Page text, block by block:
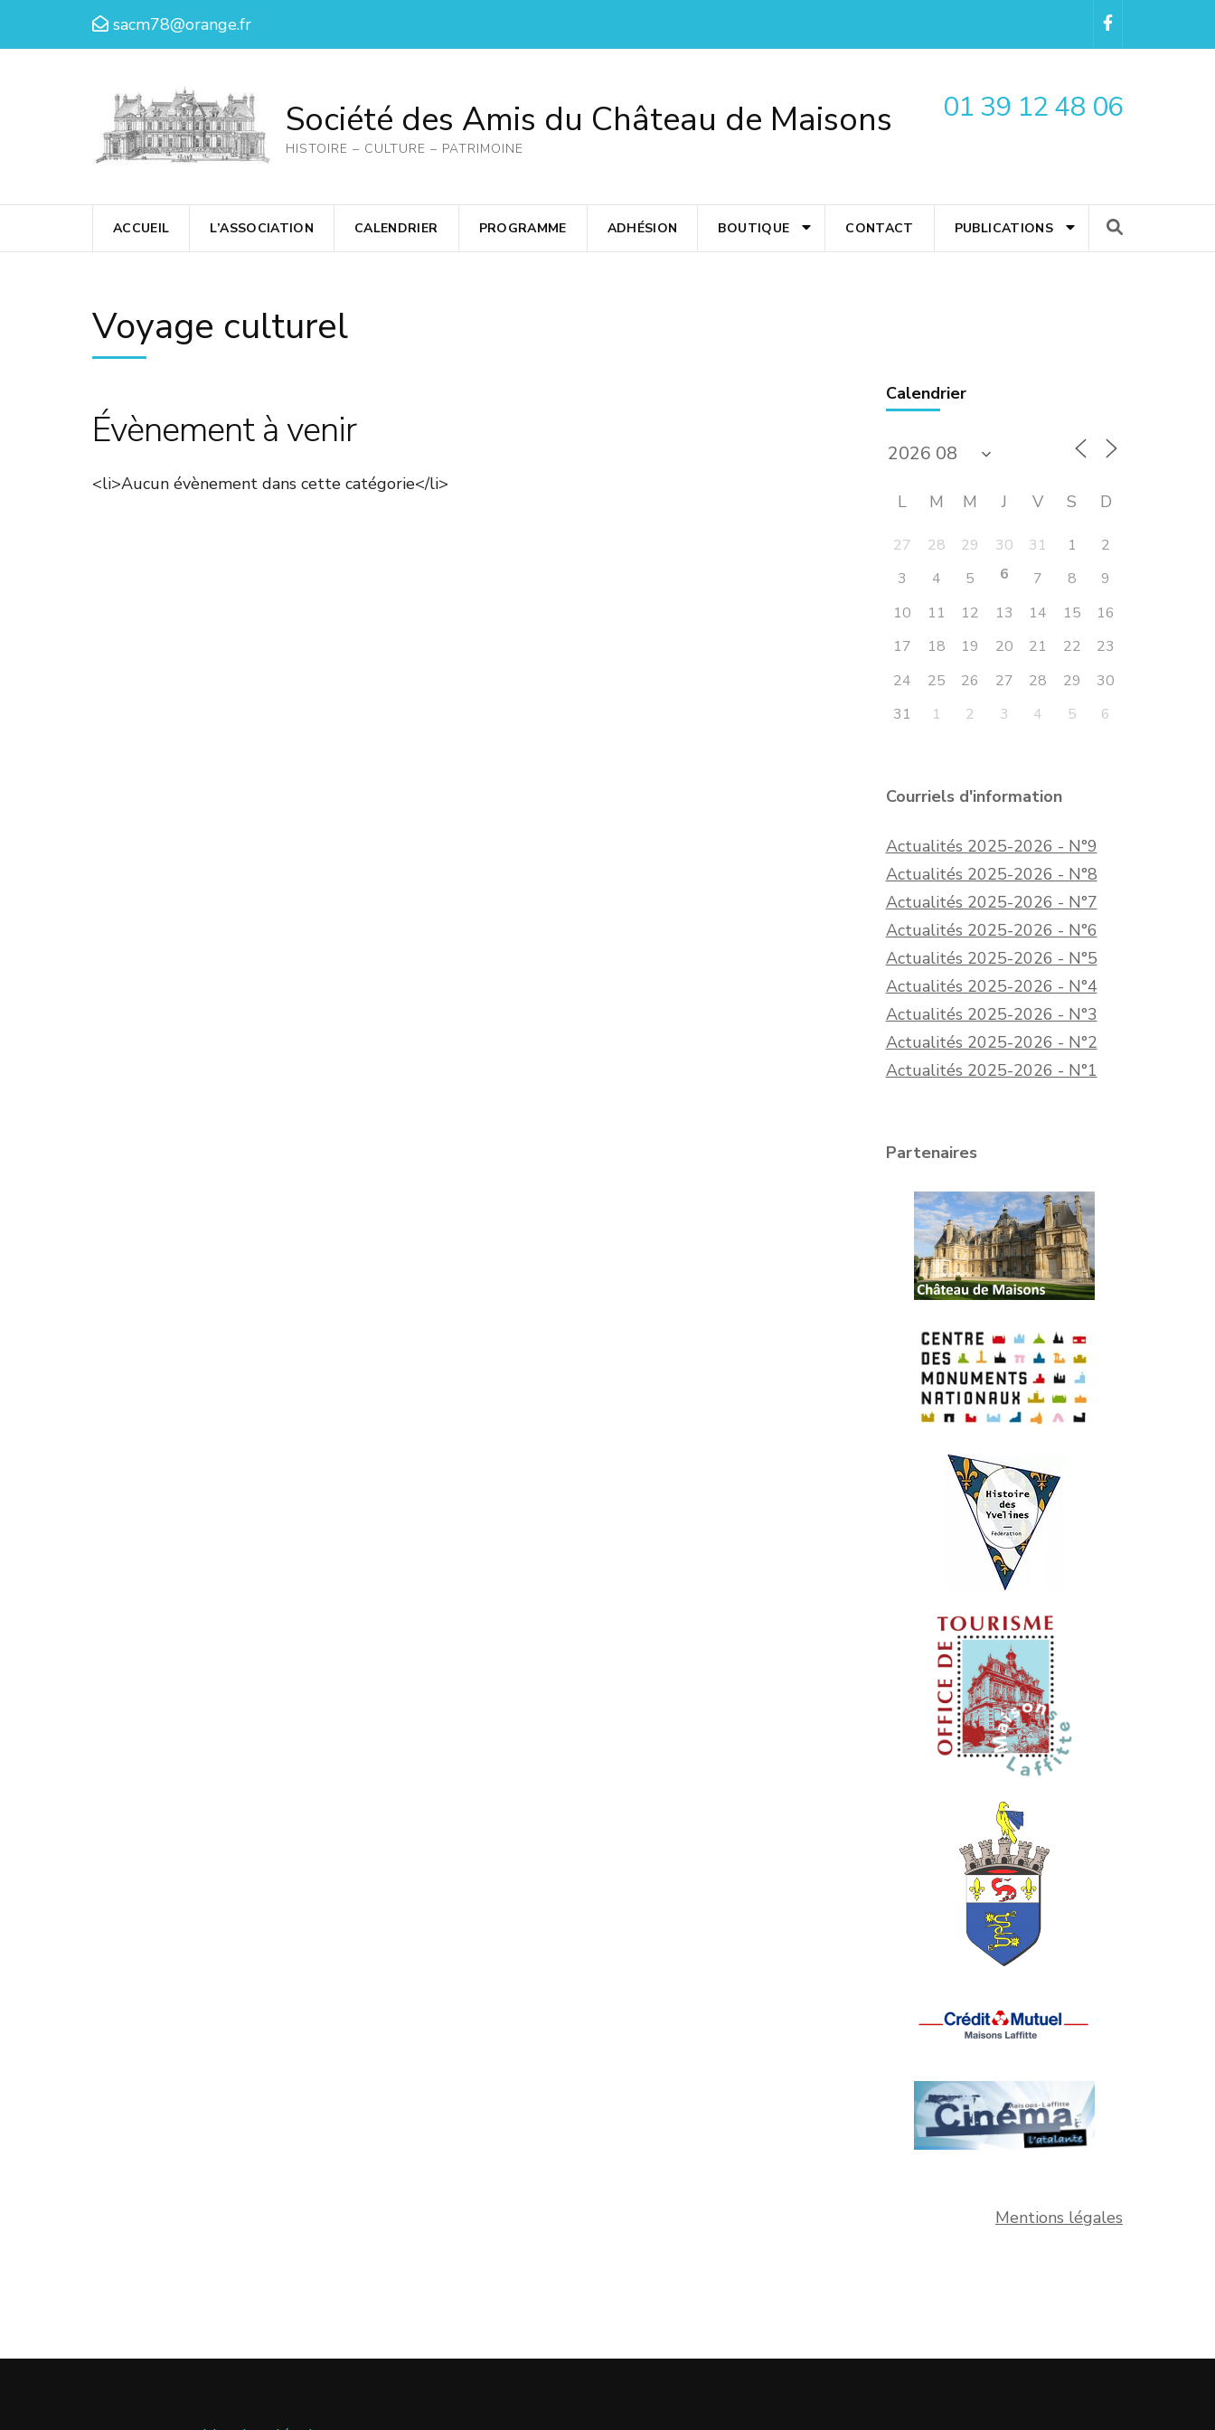
sacm78@orange.fr
Société des Amis du Château de Maisons
HISTOIRE – CULTURE – PATRIMOINE
01 39 12 48 06
ACCUEIL L’ASSOCIATION CALENDRIER PROGRAMME ADHÉSION BOUTIQUE CONTACT PUBLICATIONS
Voyage culturel
Évènement à venir
<li>Aucun évènement dans cette catégorie</li>
Calendrier
L M M J V S D
27 28 29 30 31 1
2
3
4 5 6 7 8
9
10
11 12 13 14 15
16
17
18 19 20 21 22
23
24
25 26 27 28 29
30
31
1 2 3 4 5 6
Courriels d'information
Actualités 2025-2026 - N°9
Actualités 2025-2026 - N°8
Actualités 2025-2026 - N°7
Actualités 2025-2026 - N°6
Actualités 2025-2026 - N°5
Actualités 2025-2026 - N°4
Actualités 2025-2026 - N°3
Actualités 2025-2026 - N°2
Actualités 2025-2026 - N°1
Partenaires
Mentions légales